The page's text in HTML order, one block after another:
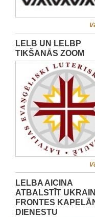
LELB UN LELBP
TIKŠANĀS ZOOM
LELBA AICINA
ATBALSTĪT
FRONTES
DIENESTU